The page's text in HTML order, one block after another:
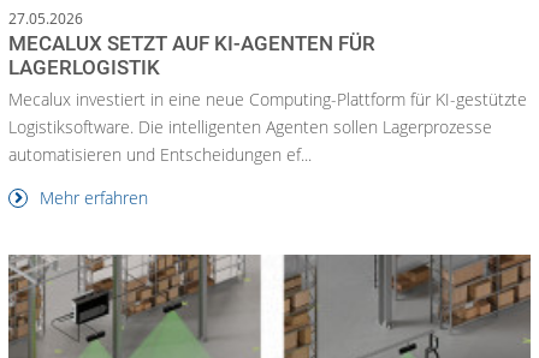
27.05.2026
MECALUX SETZT AUF KI-AGENTEN FÜR
LAGERLOGISTIK
Mecalux investiert in eine neue Computing-Plattform für KI-gestützte
Logistiksoftware. Die intelligenten Agenten sollen Lagerprozesse
automatisieren und Entscheidungen ef...
Mehr erfahren